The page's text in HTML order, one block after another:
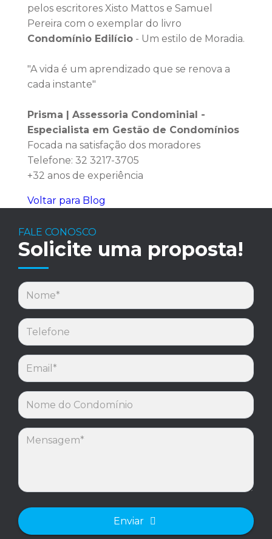
pelos escritores Xisto Mattos e Samuel
Pereira com o exemplar do livro
Condomínio Edilício- Um estilo de Moradia.
"A vida é um aprendizado que se renova a
cada instante"
Prisma | Assessoria Condominial -
Especialista em Gestão de Condomínios
Focada na satisfação dos moradores
Telefone: 32 3217-3705
+32 anos de experiência
Voltar para Blog
FALE CONOSCO
Solicite uma proposta!
Enviar